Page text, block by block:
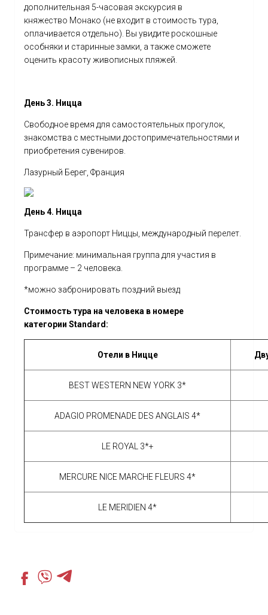
дополнительная 5-часовая экскурсия в
княжество Монако (не входит в стоимость тура,
оплачивается отдельно). Вы увидите роскошные
особняки и старинные замки, а также сможете
оценить красоту живописных пляжей.
День 3. Ницца
Свободное время для самостоятельных прогулок,
знакомства с местными достопримечательностями и
приобретения сувениров.
Лазурный Берег, Франция
День 4. Ницца
Трансфер в аэропорт Ниццы, международный перелет.
Примечание: минимальная группа для участия в
программе – 2 человека.
*можно забронировать поздний выезд
Стоимость тура на человека в номере
категории Standard :
Отели в Ницце
BEST WESTERN NEW YORK 3*
ADAGIO PROMENADE DES ANGLAIS 4*
LE ROYAL 3*+
MERCURE NICE MARCHE FLEURS 4*
LE MERIDIEN 4*